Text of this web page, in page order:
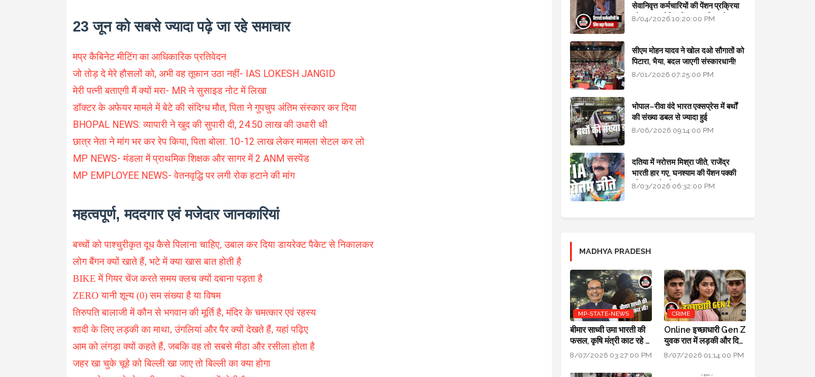
23 जून को सबसे ज्यादा पढ़े जा रहे समाचार
मप्र कैबिनेट मीटिंग का आधिकारिक प्रतिवेदन
जो तोड़ दे मेरे हौसलों को, अभी वह तूफान उठा नहीं- IAS LOKESH JANGID
मेरी पत्नी बताएगी मैं क्यों मरा- MR ने सुसाइड नोट में लिखा
डॉक्टर के अफेयर मामले में बेटे की संदिग्ध मौत, पिता ने गुपचुप अंतिम संस्कार कर दिया
BHOPAL NEWS: व्यापारी ने खुद की सुपारी दी, 24.50 लाख की उधारी थी
छात्र नेता ने मांग भर कर रेप किया, पिता बोला: 10-12 लाख लेकर मामला सेटल कर लो
MP NEWS- मंडला में प्राथमिक शिक्षक और सागर में 2 ANM सस्पेंड
MP EMPLOYEE NEWS- वेतनवृद्धि पर लगी रोक हटाने की मांग
महत्वपूर्ण, मददगार एवं मजेदार जानकारियां
बच्चों को पाश्चुरीकृत दूध कैसे पिलाना चाहिए, उबाल कर दिया डायरेक्ट पैकेट से निकालकर
लोग बैंगन क्यों खाते हैं, भटे में क्या खास बात होती है
BIKE में गियर चेंज करते समय क्लच क्यों दबाना पड़ता है
ZERO यानी शून्य (0) सम संख्या है या विषम
तिरुपति बालाजी में कौन से भगवान की मूर्ति है, मंदिर के चमत्कार एवं रहस्य
शादी के लिए लड़की का माथा, उंगलियां और पैर क्यों देखते हैं, यहां पढ़िए
आम को लंगड़ा क्यों कहते हैं, जबकि वह तो सबसे मीठा और रसीला होता है
जहर खा चुके चूहे को बिल्ली खा जाए तो बिल्ली का क्या होगा
सेवानिवृत्त कर्मचारियों की पेंशन प्रक्रिया
और बजट कोडिंग में हुए क्रांतिकारी
8/04/2026 10:20:00 PM
सीएम मोहन यादव ने खोल दओ सौगातों को
पिटारा, भैया, बदल जाएगी संस्कारधानी!
8/01/2026 07:25:00 PM
भोपाल–रीवा वंदे भारत एक्सप्रेस में बर्थों
की संख्या डबल से ज्यादा हुई
8/06/2026 09:14:00 PM
दतिया में नरोत्तम मिश्रा जीते, राजेंद्र
भारती हार गए, घनश्याम की पेंशन पक्की
और आशुतोष बैक टू...
8/03/2026 06:32:00 PM
MADHYA PRADESH
MP-STATE-NEWS
बीमार साध्वी उमा भारती की
फसल, कृषि मंत्री काट रहे हैं:
पॉलिटिक्स गजब है @ दतिया
8/07/2026 03:27:00 PM
CRIME
Online इच्छाधारी Gen Z
युवक रात में लड़की और दिन
में INDORE ACP बन
8/07/2026 01:14:00 PM